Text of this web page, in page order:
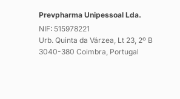
Prevpharma Unipessoal Lda.
NIF: 515978221
Urb. Quinta da Várzea, Lt 23, 2º B
3040-380 Coimbra, Portugal